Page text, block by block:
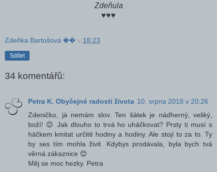
Zdeňula
♥♥♥
Zdeňka Bartošová �� v 18:23
Sdílet
34 komentářů:
Petra K. Obyčejné radosti života 10. srpna 2018 v 20:26
Zdeničko, já nemám slov. Ten šátek je nádherný, veliký,
boží! 😊 Jak dlouho to trvá ho uháčkovat? Prsty ti musí s
háčkem kmitat určitě hodiny a hodiny. Ale stojí to za to. Ty
by ses tím mohla živit. Kdybys prodávala, byla bych tvá
věrná zákaznice 😊
Měj se moc hezky. Petra